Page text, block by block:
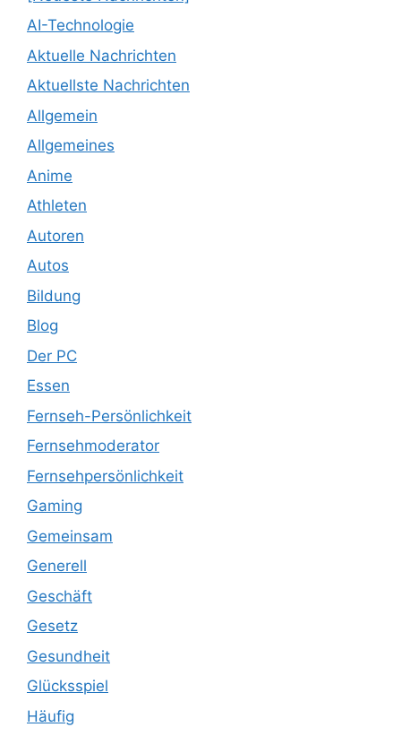
AI-Technologie
Aktuelle Nachrichten
Aktuellste Nachrichten
Allgemein
Allgemeines
Anime
Athleten
Autoren
Autos
Bildung
Blog
Der PC
Essen
Fernseh-Persönlichkeit
Fernsehmoderator
Fernsehpersönlichkeit
Gaming
Gemeinsam
Generell
Geschäft
Gesetz
Gesundheit
Glücksspiel
Häufig